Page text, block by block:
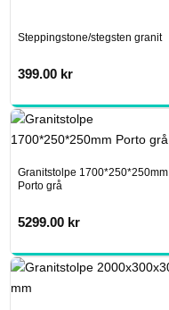
Steppingstone/stegsten granit
399.00 kr
Granitstolpe 1700*250*250mm
Porto grå
5299.00 kr